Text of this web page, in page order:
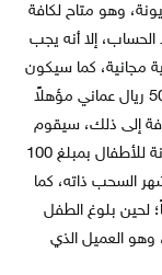
وهو متاح لكافة
لرصيد الحساب، إلا أنه يجب
مجانية، كما سيكون
حساب الأطفال الذي يبلغ الحد الأدنى للرصيد فيه 50 ريال عماني مؤهلاً
عماني، بالإضافة إلى ذلك، سيقوم
البنك شهريا بمكافأة 10 من أصحاب حساب المزيونة للأطفال بمبلغ 100
السحب ذاته، كما
عُماني شهرياً؛ لحين بلوغ الطفل
وهو العميل الذي